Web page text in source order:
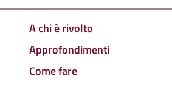
A chi è rivolto
Approfondimenti
Come fare